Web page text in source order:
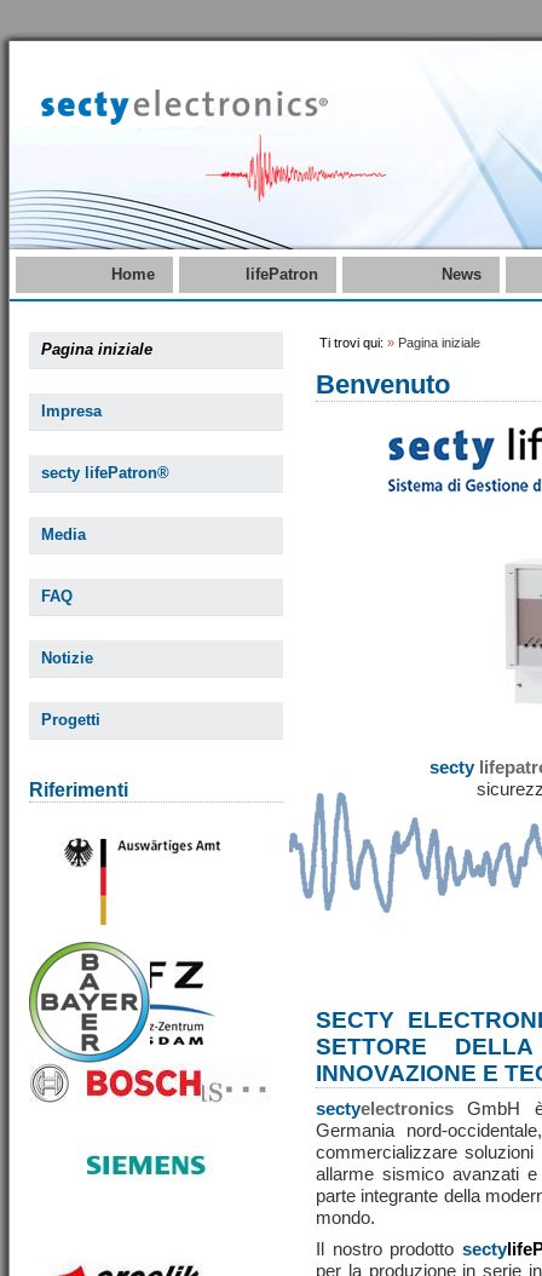
Home lifePatron News
Pagina iniziale
Impresa
secty lifePatron®
Media
FAQ
Notizie
Progetti
Riferimenti
Ti trovi qui: » Pagina iniziale
Benvenuto
secty
SECTY
SETTORE
INNOVAZIONE E
sectyelectronics GmbH
Germania nord-
commercializzare
allarme sismico avanzati
parte integrante della
mondo.
Il nostro prodotto secty
per la produzione in serie